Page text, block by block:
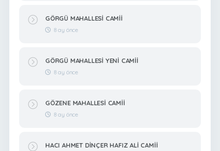
GÖRGÜ MAHALLESİ CAMİİ
8 ay önce
GÖRGÜ MAHALLESİ YENİ CAMİİ
8 ay önce
GÖZENE MAHALLESİ CAMİİ
8 ay önce
HACI AHMET DİNÇER HAFIZ ALİ CAMİİ